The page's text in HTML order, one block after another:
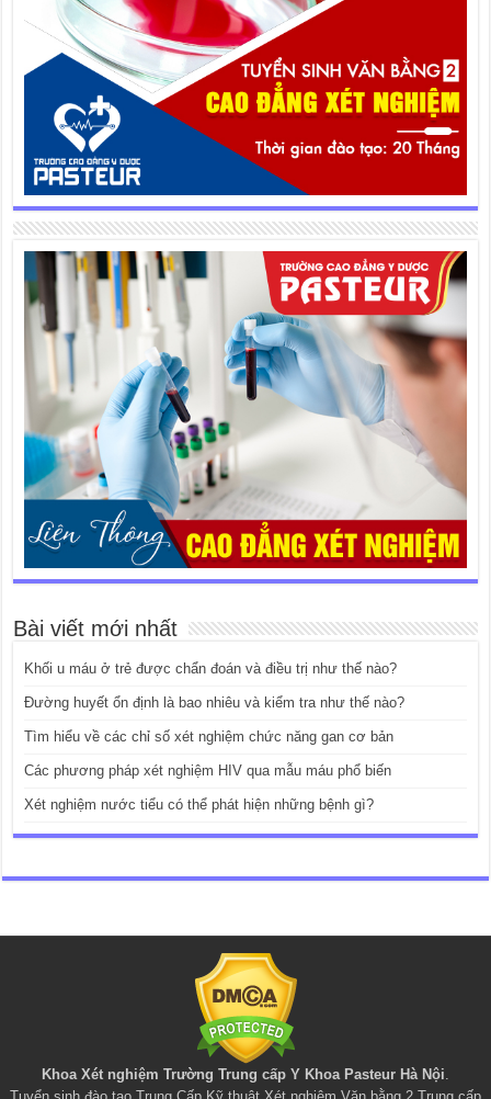
Bài viết mới nhất
Khối u máu ở trẻ được chẩn đoán và điều trị như thế nào?
Đường huyết ổn định là bao nhiêu và kiểm tra như thế nào?
Tìm hiểu về các chỉ số xét nghiệm chức năng gan cơ bản
Các phương pháp xét nghiệm HIV qua mẫu máu phổ biến
Xét nghiệm nước tiểu có thể phát hiện những bệnh gì?
Khoa Xét nghiệm Trường Trung cấp Y Khoa Pasteur Hà Nội